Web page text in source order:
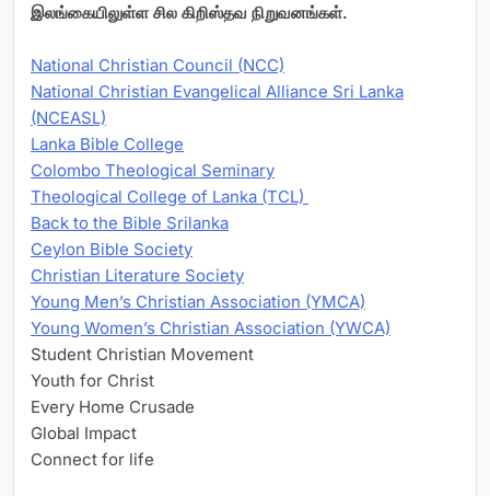
இலங்கையிலுள்ள சில கிறிஸ்தவ நிறுவனங்கள்.
National Christian Council (NCC)
National Christian Evangelical Alliance Sri Lanka
(NCEASL)
Lanka Bible College
Colombo Theological Seminary
Theological College of Lanka (TCL)
Back to the Bible Srilanka
Ceylon Bible Society
Christian Literature Society
Young Men’s Christian Association (YMCA)
Young Women’s Christian Association (YWCA)
Student Christian Movement
Youth for Christ
Every Home Crusade
Global Impact
Connect for life